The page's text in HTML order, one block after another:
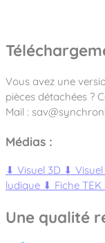
Vous avez une
pièces détachées ?
Mail :
Médias :
⬇ Visuel 3D ⬇
ludique ⬇ Fiche TEK
Une qualité